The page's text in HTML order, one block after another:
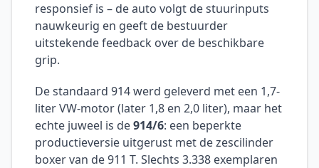
responsief is – de auto volgt de stuurinputs
nauwkeurig en geeft de bestuurder
uitstekende feedback over de beschikbare
grip.
De standaard 914 werd geleverd met een 1,7-
liter VW-motor (later 1,8 en 2,0 liter), maar het
echte juweel is de914/6: een beperkte
productieversie uitgerust met de zescilinder
boxer van de 911 T. Slechts 3.338 exemplaren